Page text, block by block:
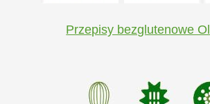
Przepisy bezglutenowe